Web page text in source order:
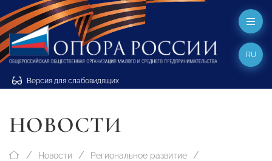
Версия для слабовидящих
RU
НОВОСТИ
Новости Региональное развитие